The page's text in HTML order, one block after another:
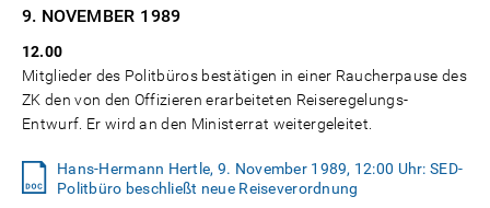
9. NOVEMBER 1989
12.00
Mitglieder des Politbüros bestätigen in einer Raucherpause des
ZK den von den Offizieren erarbeiteten Reiseregelungs-
Entwurf. Er wird an den Ministerrat weitergeleitet.
Hans-Hermann Hertle, 9. November 1989, 12:00 Uhr: SED-
Politbüro beschließt neue Reiseverordnung